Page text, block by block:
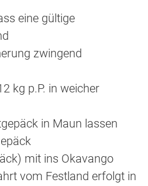
eine gültige
zwingend
kg p.P. in weicher
in Maun lassen
mit ins Okavango
vom Festland erfolgt in